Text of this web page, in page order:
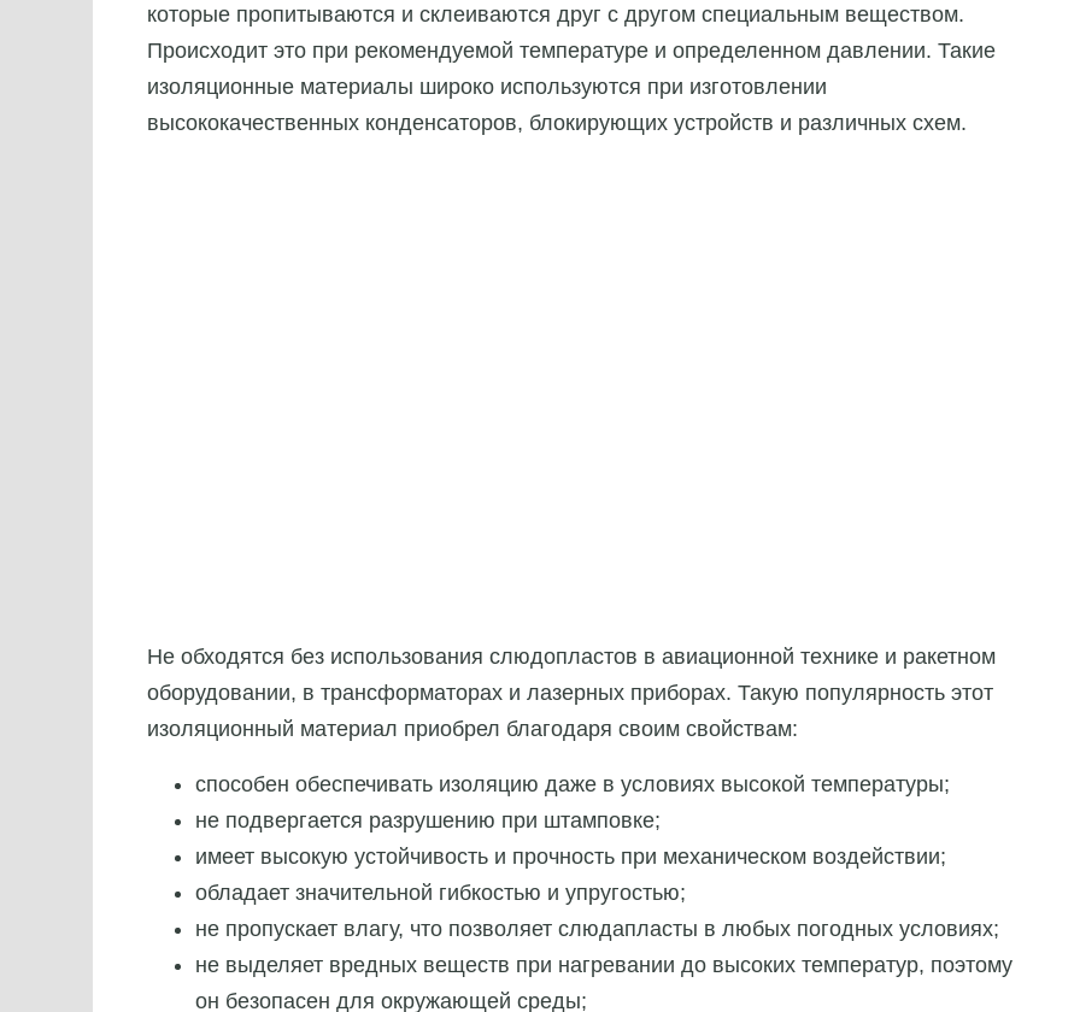
которые пропитываются и склеиваются друг с другом специальным веществом.
Происходит это при рекомендуемой температуре и определенном давлении. Такие
изоляционные материалы широко используются при изготовлении
высококачественных конденсаторов, блокирующих устройств и различных схем.
Не обходятся без использования слюдопластов в авиационной технике и ракетном
оборудовании, в трансформаторах и лазерных приборах. Такую популярность этот
изоляционный материал приобрел благодаря своим свойствам:
способен обеспечивать изоляцию даже в условиях высокой температуры;
не подвергается разрушению при штамповке;
имеет высокую устойчивость и прочность при механическом воздействии;
обладает значительной гибкостью и упругостью;
не пропускает влагу, что позволяет слюдапласты в любых погодных условиях;
не выделяет вредных веществ при нагревании до высоких температур, поэтому
он безопасен для окружающей среды;